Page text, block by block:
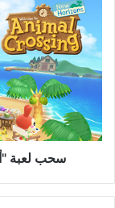
سحب
"أنيمال
كروسينغ"
الإلكترونية
الصين
سحب لعبة